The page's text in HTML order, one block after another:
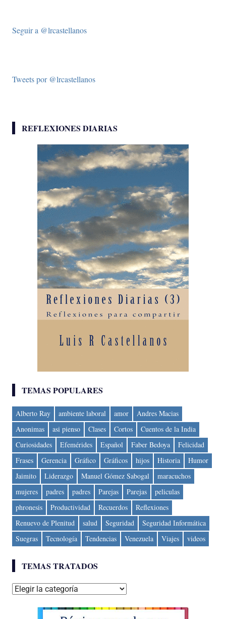
Seguir a @lrcastellanos
Tweets por @lrcastellanos
REFLEXIONES DIARIAS
TEMAS POPULARES
Alberto Ray ambiente laboral amor
Andres Macias
Anonimas
asi pienso Clases Cortos
Cuentos de la India
Curiosidades
Efemérides Español Faber Bedoya
Felicidad
Frases
Gerencia Gráfico Gráficos hijos Historia
Humor
Jaimito
Liderazgo Manuel Gómez Sabogal
maracuchos
mujeres
padres padres Parejas Parejas
peliculas
phronesis
Productividad Recuerdos
Reflexiones
Renuevo de Plenitud
salud Seguridad
Seguridad Informática
Suegras
Tecnología Tendencias Venezuela Viajes videos
TEMAS TRATADOS
Temas